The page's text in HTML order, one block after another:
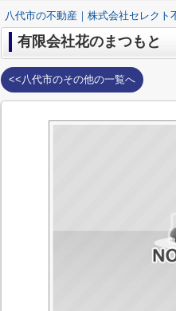
八代市の不動産｜株式会社セレクト
有限会社花のまつもと
<<八代市のその他の一覧へ